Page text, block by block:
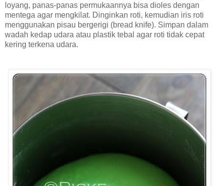
loyang, panas-panas permukaannya bisa dioles dengan
mentega agar mengkilat. Dinginkan roti, kemudian iris roti
menggunakan pisau bergerigi (bread knife). Simpan dalam
wadah kedap udara atau plastik tebal agar roti tidak cepat
kering terkena udara.